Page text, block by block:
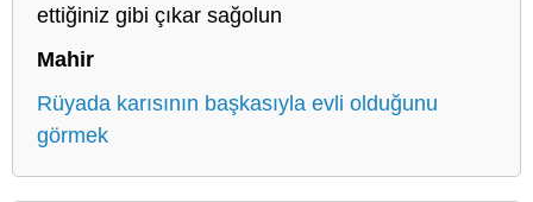
ettiğiniz gibi çıkar sağolun
Mahir
Rüyada karısının başkasıyla evli olduğunu
görmek